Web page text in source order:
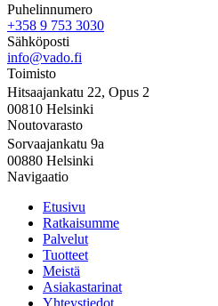
Puhelinnumero
+358 9 753 3030
Sähköposti
info@vado.fi
Toimisto
Hitsaajankatu 22, Opus 2
00810 Helsinki
Noutovarasto
Sorvaajankatu 9a
00880 Helsinki
Navigaatio
Etusivu
Ratkaisumme
Palvelut
Tuotteet
Meistä
Asiakastarinat
Yhteystiedot